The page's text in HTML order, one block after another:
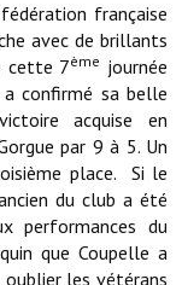
française
avec de brillants
cette 7ème journée
a confirmé sa belle
acquise en
par 9 à 5. Un
place. Si le
du club a été
performances du
que Coupelle a
les vétérans